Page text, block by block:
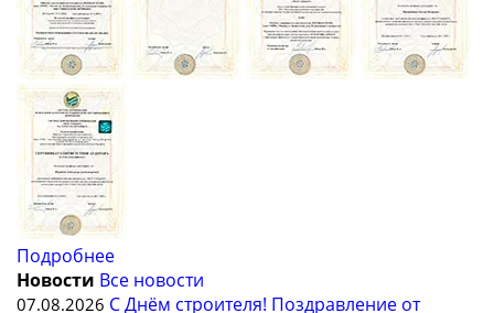
Подробнее
Новости Все новости
07.08.2026 С Днём строителя! Поздравление от